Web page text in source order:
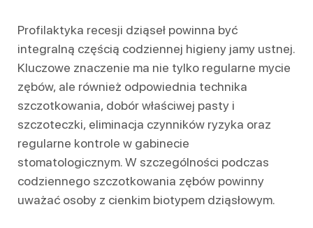
Profilaktyka recesji dziąseł powinna być
integralną częścią codziennej higieny jamy ustnej.
Kluczowe znaczenie ma nie tylko regularne mycie
zębów, ale również odpowiednia technika
szczotkowania, dobór właściwej pasty i
szczoteczki, eliminacja czynników ryzyka oraz
regularne kontrole w gabinecie
stomatologicznym. W szczególności podczas
codziennego szczotkowania zębów powinny
uważać osoby z cienkim biotypem dziąsłowym.